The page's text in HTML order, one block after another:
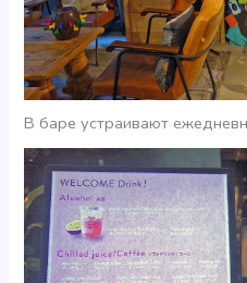
В баре устраивают